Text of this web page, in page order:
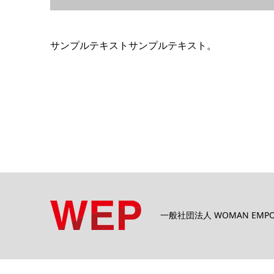
サンプルテキストサンプルテキスト。
一般社団法人 WOMAN